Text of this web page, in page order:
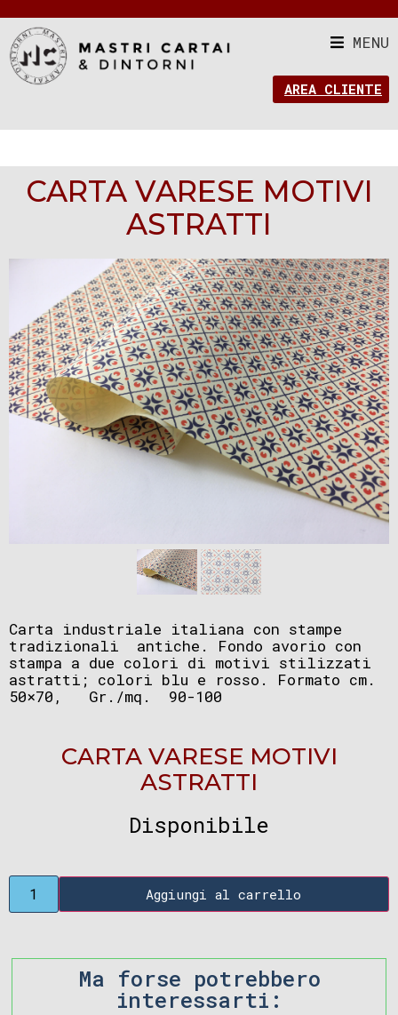
MENU
AREA CLIENTE
CARTA VARESE MOTIVI
ASTRATTI
Carta industriale italiana con stampe
tradizionali antiche. Fondo avorio con
stampa a due colori di motivi stilizzati
astratti; colori blu e rosso. Formato cm.
50×70, Gr./mq. 90-100
CARTA VARESE MOTIVI
ASTRATTI
Disponibile
Aggiungi al carrello
Ma forse potrebbero
interessarti: